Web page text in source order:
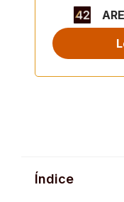
Índice